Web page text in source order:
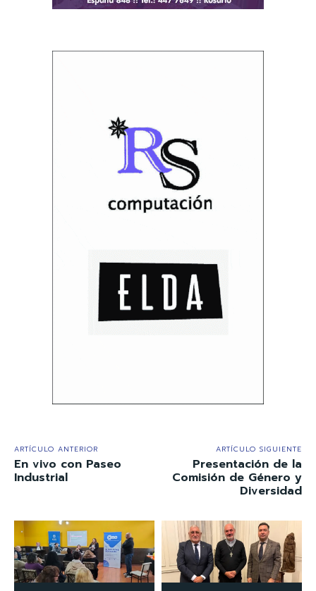
ARTÍCULO ANTERIOR
En vivo con Paseo
Industrial
ARTÍCULO SIGUIENTE
Presentación de la
Comisión de Género y
Diversidad